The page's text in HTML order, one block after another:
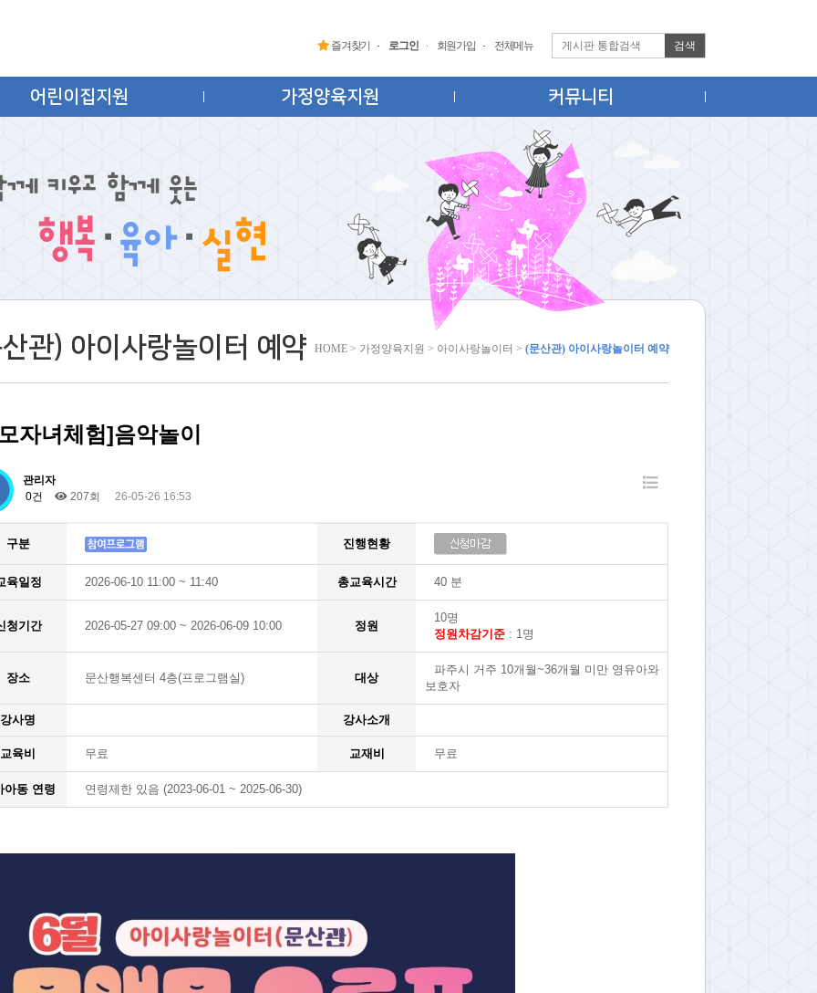
검색
즐겨찾기 로그인 회원가입 전체메뉴
어린이집지원 가정양육지원 커뮤니티
관) 아이사랑놀이터 예약 HOME > 가정양육지원 > 아이사랑놀이터 > (문산관) 아이사랑놀이터 예약
자녀체험]음악놀이
관리자
0건
207회 26-05-26 16:53
구분 진행현황
육일정 2026-06-10 11:00 ~ 11:40 총교육시간 40 분
청기간 2026-05-27 09:00 ~ 2026-06-09 10:00 정원
10명
정원차감기준 : 1명
장소 문산행복센터 4층(프로그램실) 대상
파주시 거주 10개월~36개월 미만 영유아와
보호자
강사명 강사소개
교육비 무료 교재비 무료
아동 연령 연령제한 있음 (2023-06-01 ~ 2025-06-30)